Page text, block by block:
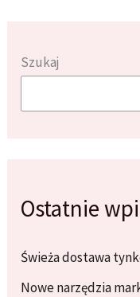
Praktyczne
porady
Szukaj
Ostatnie
Świeża dostawa
Nowe narzędzia